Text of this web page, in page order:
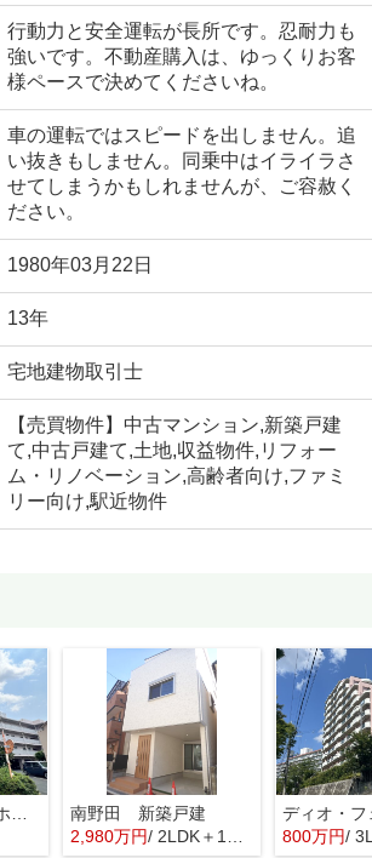
行動力と安全運転が長所です。忍耐力も
強いです。不動産購入は、ゆっくりお客
様ペースで決めてくださいね。
車の運転ではスピードを出しません。追
い抜きもしません。同乗中はイライラさ
せてしまうかもしれませんが、ご容赦く
ださい。
1980年03月22日
13年
宅地建物取引士
【売買物件】中古マンション,新築戸建
て,中古戸建て,土地,収益物件,リフォー
ム・リノベーション,高齢者向け,ファミ
リー向け,駅近物件
南野田 新築戸建
2,980万円/ 2LDK＋1S(納戸) 800万円/